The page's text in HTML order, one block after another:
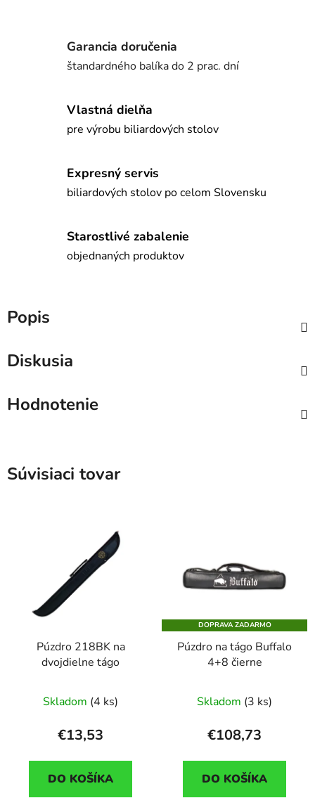
Garancia doručenia
štandardného balíka do 2 prac. dní
Vlastná dielňa
pre výrobu biliardových stolov
Expresný servis
biliardových stolov po celom Slovensku
Starostlivé zabalenie
objednaných produktov
Popis
Diskusia
Hodnotenie
Súvisiaci tovar
Púzdro 218BK na
dvojdielne tágo
Skladom (4 ks)
€13,53
DO KOŠÍKA
DOPRAVA ZADARMO
Púzdro na tágo Buffalo
4+8 čierne
Skladom (3 ks)
€108,73
DO KOŠÍKA